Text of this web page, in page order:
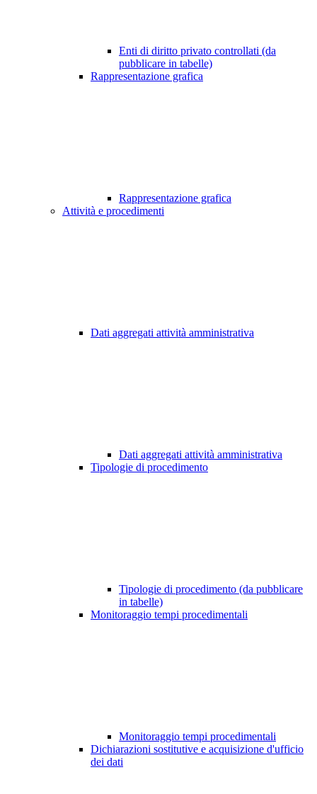
Enti di diritto privato controllati (da
pubblicare in tabelle)
Rappresentazione grafica
Rappresentazione grafica
Attività e procedimenti
Dati aggregati attività amministrativa
Dati aggregati attività amministrativa
Tipologie di procedimento
Tipologie di procedimento (da pubblicare
in tabelle)
Monitoraggio tempi procedimentali
Monitoraggio tempi procedimentali
Dichiarazioni sostitutive e acquisizione d'ufficio
dei dati